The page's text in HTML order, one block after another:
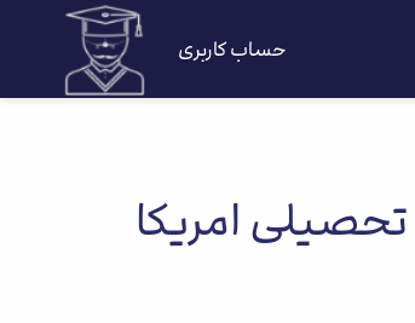
حساب کاربری
امریکا